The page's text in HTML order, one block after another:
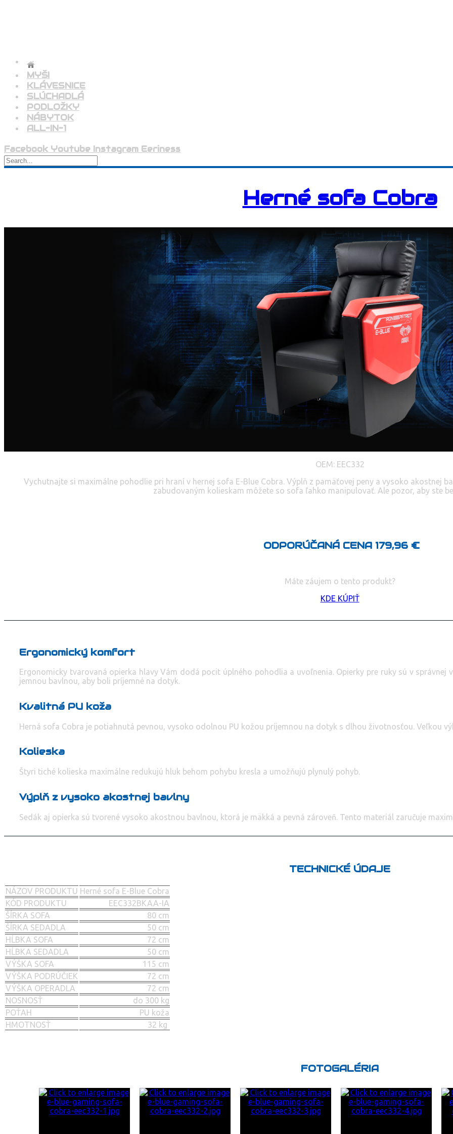
MYŠI
KLÁVESNICE
SLÚCHADLÁ
PODLOŽKY
NÁBYTOK
ALL-IN-1
Facebook Youtube Instagram Eeriness
Herné sofa Cobra
OEM: EEC332
Vychutnajte si maximálne pohodlie pri hraní v hernej sofa E-Blue Cobra. Výplň z pamäťovej peny a vysoko akostnej
zabudovaným kolieskam môžete so sofa ľahko manipulovať. Ale pozor, aby ste
ODPORÚČANÁ CENA 179,96 €
Máte záujem o tento produkt?
KDE KÚPIŤ
Ergonomický komfort
Ergonomicky tvarovaná opierka hlavy Vám dodá pocit úplného pohodlia a uvoľnenia. Opierky pre ruky sú v správnej
jemnou bavlnou, aby boli príjemné na dotyk.
Kvalitná PU koža
Herná sofa Cobra je potiahnutá pevnou, vysoko odolnou PU kožou príjemnou na dotyk s dlhou životnosťou. Veľkou
Kolieska
Štyri tiché kolieska maximálne redukujú hluk behom pohybu kresla a umožňujú plynulý pohyb.
Výplň z vysoko akostnej bavlny
Sedák aj opierka sú tvorené vysoko akostnou bavlnou, ktorá je mäkká a pevná zároveň. Tento materiál zaručuje
TECHNICKÉ ÚDAJE
NÁZOV PRODUKTU Herné sofa E-Blue Cobra
KÓD PRODUKTU
EEC332BKAA-IA
ŠÍRKA SOFA
80 cm
ŠÍRKA SEDADLA
50 cm
HĹBKA SOFA
72 cm
HĹBKA SEDADLA
50 cm
VÝŠKA SOFA
115 cm
VÝŠKA PODRÚČIEK
72 cm
VÝŠKA OPERADLA
72 cm
NOSNOSŤ
do 300 kg
POŤAH
PU koža
HMOTNOSŤ
32 kg
FOTOGALÉRIA